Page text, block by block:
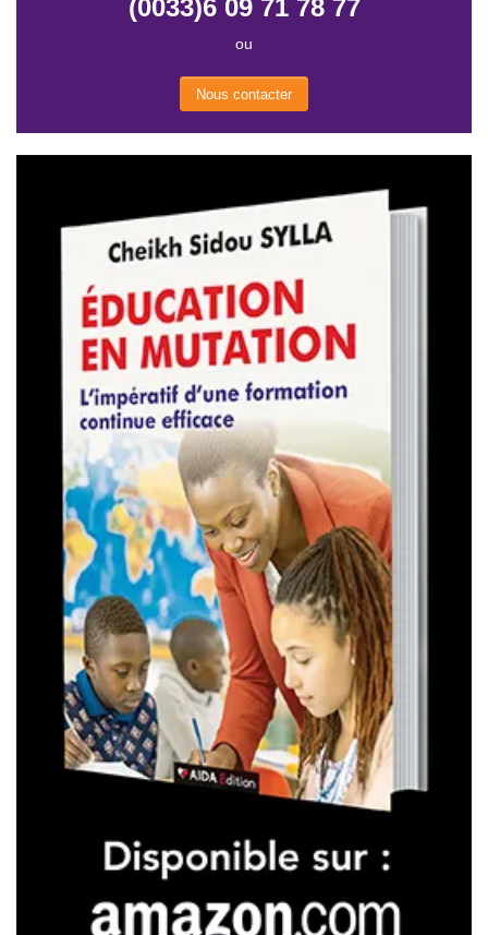
(0033)6 09 71 78 77
ou
Nous contacter